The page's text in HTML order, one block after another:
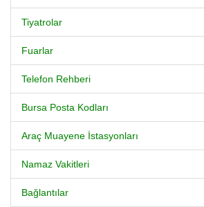
Tiyatrolar
Fuarlar
Telefon Rehberi
Bursa Posta Kodları
Araç Muayene İstasyonları
Namaz Vakitleri
Bağlantılar